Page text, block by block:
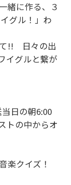
緒に作る、３
グル！」わ
て!! 日々の出
イグルと繋が
日の朝6:00
トの中からオ
クイズ！